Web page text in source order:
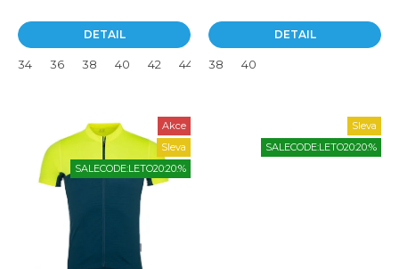
DETAIL
34 36 38 40 42 44 46
DETAIL
38 40
Akce
Sleva
SALECODE:LETO20:20:%
Sleva
SALECODE:LETO20:20:%